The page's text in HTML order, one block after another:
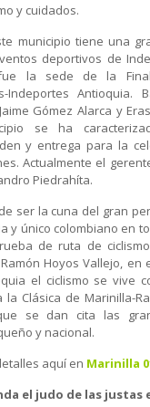
y cuidados.
municipio tiene una
deportivos de
la sede de la
Indeportes Antioquia.
Gómez Alarca y
se ha
y entrega para la
Actualmente el
Piedrahíta.
ser la cuna del gran
y único colombiano en
de ruta de
Hoyos Vallejo, en
el ciclismo se vive
Clásica de Marinilla-
se dan cita las
y nacional.
aquí en Marinilla
el judo de las